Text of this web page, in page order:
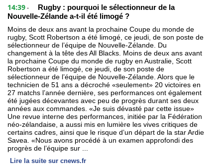
14:39 -
Rugby : pourquoi le sélectionneur de la
Nouvelle-Zélande a-t-il été limogé ?
Moins de deux ans avant la prochaine Coupe du monde de
rugby, Scott Robertson a été limogé, ce jeudi, de son poste de
sélectionneur de l’équipe de Nouvelle-Zélande. Du
changement à la tête des All Blacks. Moins de deux ans avant
la prochaine Coupe du monde de rugby en Australie, Scott
Robertson a été limogé, ce jeudi, de son poste de
sélectionneur de l’équipe de Nouvelle-Zélande. Alors que le
technicien de 51 ans a décroché «seulement» 20 victoires en
27 matchs l’année dernière, ses performances ont également
été jugées décevantes avec peu de progrès durant ses deux
années aux commandes. «Je suis dévasté par cette issue»
Une revue interne des performances, initiée par la Fédération
néo-zélandaise, a aussi mis en lumière les vives critiques de
certains cadres, ainsi que le risque d’un départ de la star Ardie
Savea. «Nous avons procédé à un examen approfondi des
progrès de l’équipe sur ...
Lire la suite sur cnews.fr